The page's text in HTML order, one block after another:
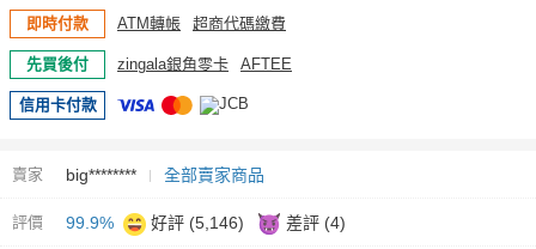
即時付款 ATM轉帳 超商代碼繳費
先買後付 zingala銀角零卡 AFTEE
信用卡付款
賣家 big******** 全部賣家商品
評價 99.9% 好評 (5,146) 差評 (4)